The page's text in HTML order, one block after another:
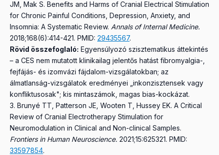
JM, Mak S. Benefits and Harms of Cranial Electrical Stimulation
for Chronic Painful Conditions, Depression, Anxiety, and
Insomnia: A Systematic Review. Annals of Internal Medicine.
2018;168(6):414-421. PMID: 29435567.
Rövid összefoglaló: Egyensúlyozó szisztematikus áttekintés
– a CES nem mutatott klinikailag jelentős hatást fibromyalgia-,
fejfájás- és izomvázi fájdalom-vizsgálatokban; az
álmatlanság-vizsgálatok eredményei „inkonzisztensek vagy
konfliktusosak"; kis mintaszámok, magas bias-kockázat.
Brunyé TT, Patterson JE, Wooten T, Hussey EK. A Critical
Review of Cranial Electrotherapy Stimulation for
Neuromodulation in Clinical and Non-clinical Samples.
Frontiers in Human Neuroscience. 2021;15:625321. PMID:
33597854.